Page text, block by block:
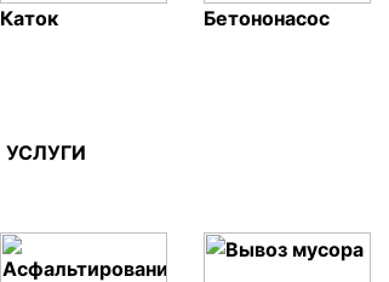
Каток Бетононасос
УСЛУГИ